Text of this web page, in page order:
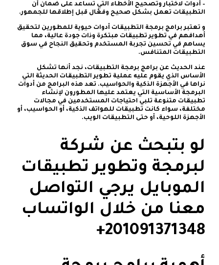
– أدوات لاختبار وتصحيح الأخطاء التي تساعد على ضمان أن
التطبيقات تعمل بشكل صحيح وفعّال قبل إطلاقها للجمهور.
و تعتبر برامج برمجة التطبيقات أدوات حيوية للمطورين لتحقيق
أهدافهم في تطوير تطبيقات مبتكرة وذات جودة عالية، مما
يساهم في تحسين تجربة المستخدم وتحقيق النجاح في سوق
التطبيقات المتنافس.
عند الحديث عن برامج برمجة التطبيقات، نجد أنها تشكل
الأساس الذي يقوم عليه عملية تطوير التطبيقات الحديثة التي
نراها في الأجهزة الذكية والحواسيب. تعد هذه البرامج من أدوات
البرمجة الأساسية التي يعتمد عليها المطورون لإنشاء
تطبيقات متنوعة تلبي احتياجات المستخدمين في مجالات
مختلفة، سواء كانت تطبيقات للهواتف الذكية، أو الحواسيب، أو
الأجهزة اللوحية، أو حتى التطبيقات الويب.
لو بتبحث عن شركة
لبرمجة وتطوير تطبيقات
الموبايل يرجي التواصل
معنا من خلال الواتساب